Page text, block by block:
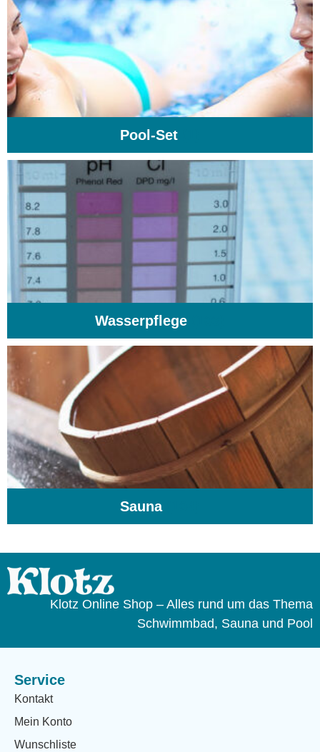
Pool-Set
Wasserpflege
Sauna
Klotz Online Shop – Alles rund um das Thema
Schwimmbad, Sauna und Pool
Service
Kontakt
Mein Konto
Wunschliste